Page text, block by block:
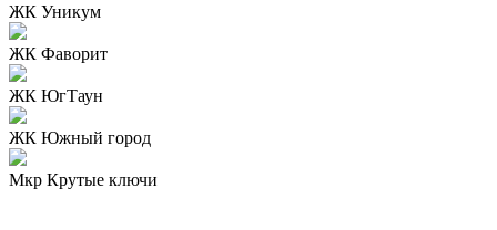
ЖК Уникум
ЖК Фаворит
ЖК ЮгТаун
ЖК Южный город
Мкр Крутые ключи